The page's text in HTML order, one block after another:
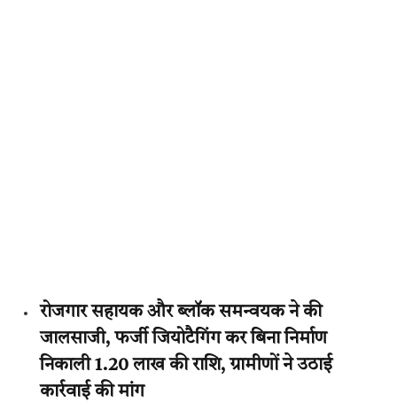
रोजगार सहायक और ब्लॉक समन्वयक ने की
जालसाजी, फर्जी जियोटैगिंग कर बिना निर्माण
निकाली ₹1.20 लाख की राशि, ग्रामीणों ने उठाई
कार्रवाई की मांग